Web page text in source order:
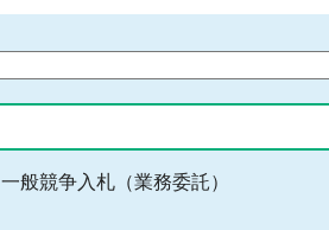
一般競争入札（業務委託）